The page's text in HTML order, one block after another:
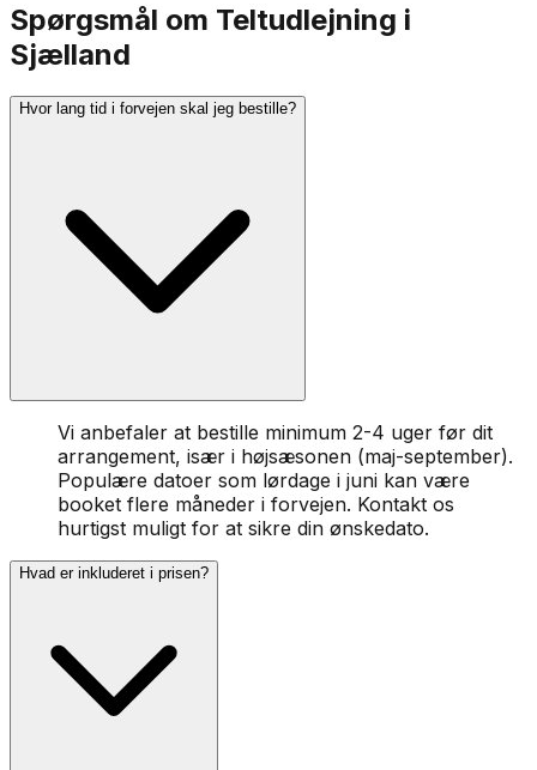
Spørgsmål om Teltudlejning i
Sjælland
Hvor lang tid i forvejen skal jeg bestille?
Vi anbefaler at bestille minimum 2-4 uger før dit
arrangement, især i højsæsonen (maj-september).
Populære datoer som lørdage i juni kan være
booket flere måneder i forvejen. Kontakt os
hurtigst muligt for at sikre din ønskedato.
Hvad er inkluderet i prisen?